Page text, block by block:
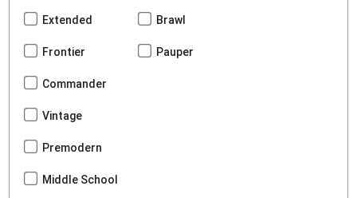
Extended Brawl
Frontier Pauper
Commander
Vintage
Premodern
Middle School